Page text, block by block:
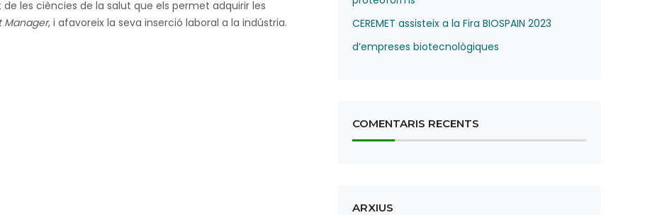
les ciències de la salut que els permet adquirir les
Manager, i afavoreix la seva inserció laboral a la indústria.
CEREMET assisteix a la Fira BIOSPAIN 2023
d’empreses biotecnològiques
COMENTARIS RECENTS
ARXIUS